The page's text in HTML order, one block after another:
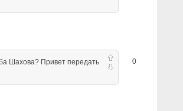
0
Шахова? Привет передать